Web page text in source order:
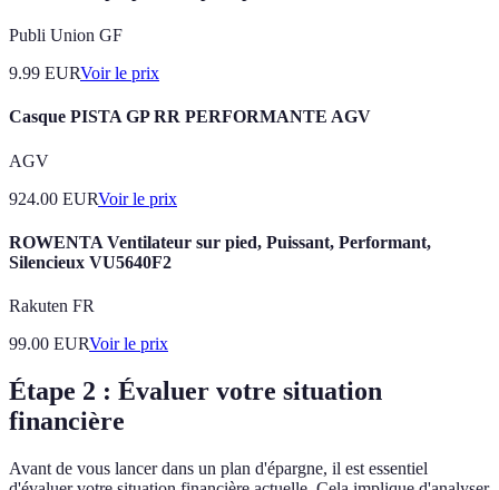
Publi Union GF
9.99 EURVoir le prix
Casque PISTA GP RR PERFORMANTE AGV
AGV
924.00 EURVoir le prix
ROWENTA Ventilateur sur pied, Puissant, Performant,
Silencieux VU5640F2
Rakuten FR
99.00 EURVoir le prix
Étape 2 : Évaluer votre situation
financière
Avant de vous lancer dans un plan d'épargne, il est essentiel